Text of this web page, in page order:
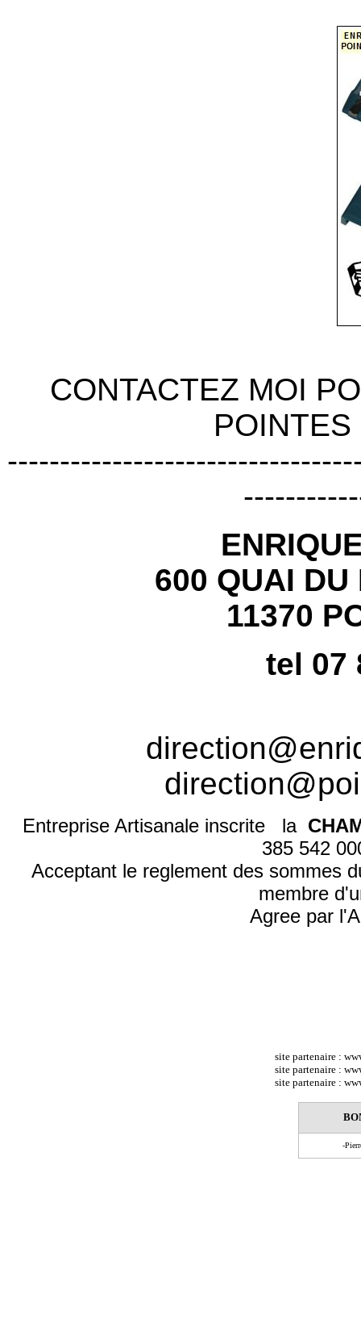
CONTACTEZ MOI
600 QUAI DU
11370
tel 07
Entreprise Artisanale inscrite la
385 542
Acceptant le reglement des sommes
membre
Agree par
site partenaire :
site partenaire :
site partenaire :
-